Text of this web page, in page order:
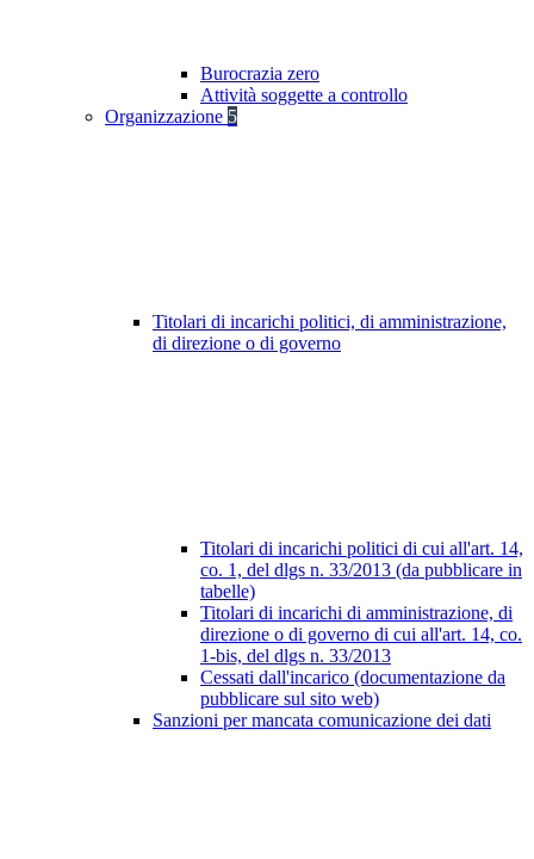
Burocrazia zero
Attività soggette a controllo
Organizzazione 5
Titolari di incarichi politici, di amministrazione,
di direzione o di governo
Titolari di incarichi politici di cui all'art. 14,
co. 1, del dlgs n. 33/2013 (da pubblicare in
tabelle)
Titolari di incarichi di amministrazione, di
direzione o di governo di cui all'art. 14, co.
1-bis, del dlgs n. 33/2013
Cessati dall'incarico (documentazione da
pubblicare sul sito web)
Sanzioni per mancata comunicazione dei dati